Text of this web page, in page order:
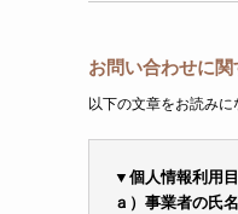
お問い合わせに
以下の文章をお読み
▼個人情報利用
ａ）事業者の氏名